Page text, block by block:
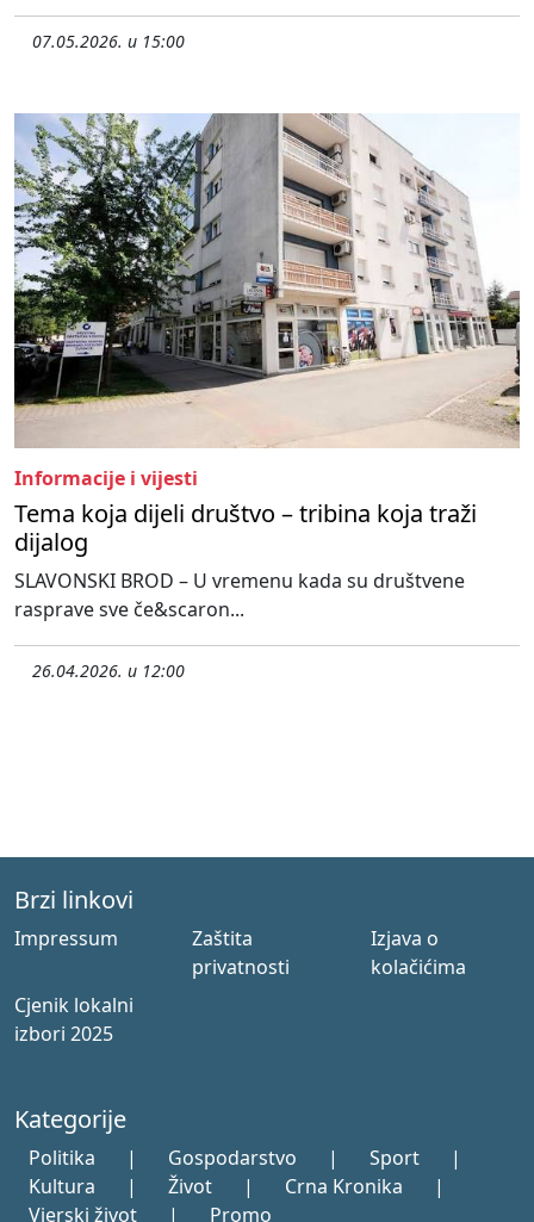
07.05.2026. u 15:00
Informacije i vijesti
Tema koja dijeli društvo – tribina koja traži
dijalog
SLAVONSKI BROD – U vremenu kada su društvene
rasprave sve če&scaron...
26.04.2026. u 12:00
Brzi linkovi
Impressum
Zaštita
privatnosti
Izjava o
kolačićima
Cjenik lokalni
izbori 2025
Kategorije
Politika | Gospodarstvo | Sport
|
Kultura
| Život | Crna Kronika
|
Vjerski život
| Promo